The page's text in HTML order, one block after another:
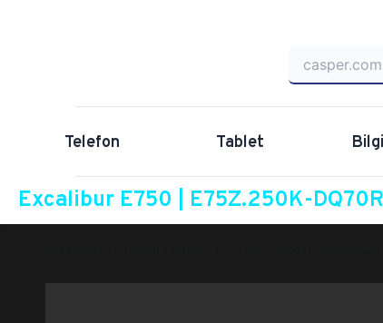
Telefon Tablet
Excalibur E750 | E75Z.250K-